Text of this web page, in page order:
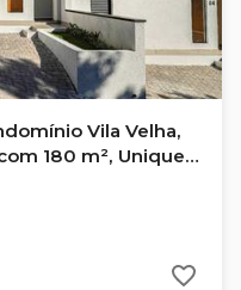
Vila Velha,
180 m², Unique